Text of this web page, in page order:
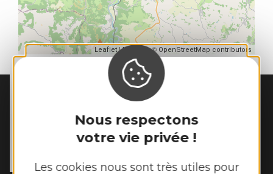
Nous respectons
votre vie privée !
Les cookies nous sont très utiles pour
Leaflet| Map data © OpenStreetMap contributors
MAIRIE DESAINTE-CROIX
36 place du Clocher
12260 Sainte-Croix
Tél. :05 65 81 61 86